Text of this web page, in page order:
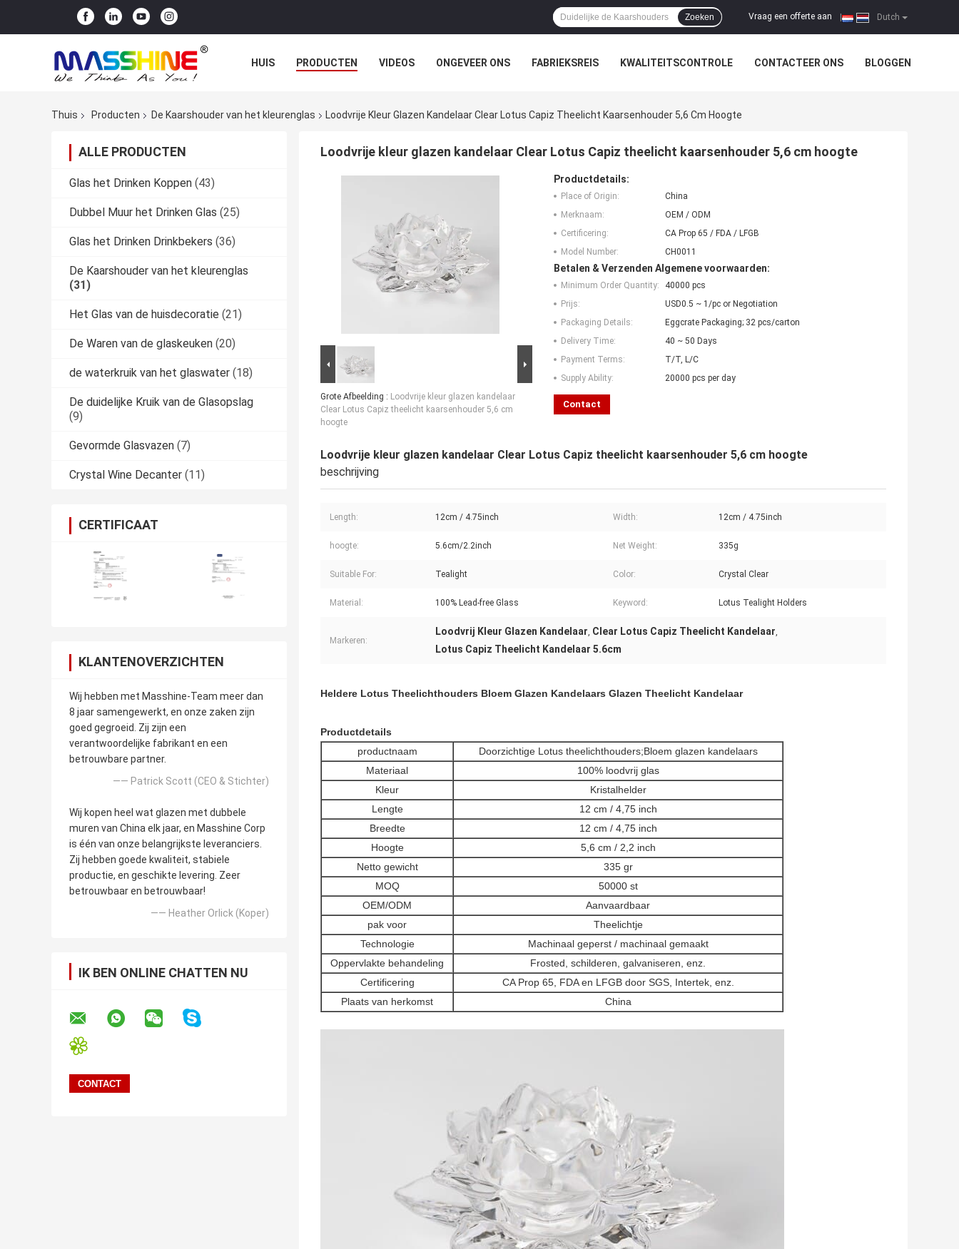
Dutch
Vraag een offerte aan
Zoeken
HUIS PRODUCTEN VIDEOS ONGEVEER ONS FABRIEKSREIS KWALITEITSCONTROLE CONTACTEER ONS BLOGGEN
Thuis Producten De Kaarshouder van het kleurenglas Loodvrije Kleur Glazen Kandelaar Clear Lotus Capiz Theelicht Kaarsenhouder 5,6 Cm Hoogte
ALLE PRODUCTEN
Glas het Drinken Koppen (43)
Dubbel Muur het Drinken Glas (25)
Glas het Drinken Drinkbekers (36)
De Kaarshouder van het kleurenglas
(31)
Het Glas van de huisdecoratie (21)
De Waren van de glaskeuken (20)
de waterkruik van het glaswater (18)
De duidelijke Kruik van de Glasopslag
(9)
Gevormde Glasvazen (7)
Crystal Wine Decanter (11)
CERTIFICAAT
KLANTENOVERZICHTEN
Wij hebben met Masshine-Team meer dan
8 jaar samengewerkt, en onze zaken zijn
goed gegroeid. Zij zijn een
verantwoordelijke fabrikant en een
betrouwbare partner.
—— Patrick Scott (CEO & Stichter)
Wij kopen heel wat glazen met dubbele
muren van China elk jaar, en Masshine Corp
is één van onze belangrijkste leveranciers.
Zij hebben goede kwaliteit, stabiele
productie, en geschikte levering. Zeer
betrouwbaar en betrouwbaar!
—— Heather Orlick (Koper)
IK BEN ONLINE CHATTEN NU
Loodvrije kleur glazen kandelaar Clear Lotus Capiz theelicht kaarsenhouder 5,6 cm hoogte
Grote Afbeelding : Loodvrije kleur glazen kandelaar
Clear Lotus Capiz theelicht kaarsenhouder 5,6 cm
hoogte
Productdetails:
Place of Origin:
China
Merknaam:
OEM / ODM
Certificering:
CA Prop 65 / FDA / LFGB
Model Number:
CH0011
Betalen & Verzenden Algemene voorwaarden:
Minimum Order Quantity:
40000 pcs
Prijs:
USD0.5 ~ 1/pc or Negotiation
Packaging Details:
Eggcrate Packaging; 32 pcs/carton
Delivery Time:
40 ~ 50 Days
Payment Terms:
T/T, L/C
Supply Ability:
20000 pcs per day
Contact
Loodvrije kleur glazen kandelaar Clear Lotus Capiz theelicht kaarsenhouder 5,6 cm hoogte
beschrijving
Length: 12cm / 4.75inch Width: 12cm / 4.75inch
hoogte: 5.6cm/2.2inch Net Weight: 335g
Suitable For: Tealight Color: Crystal Clear
Material: 100% Lead-free Glass Keyword: Lotus Tealight Holders
Markeren:
Loodvrij Kleur Glazen Kandelaar, Clear Lotus Capiz Theelicht Kandelaar,
Lotus Capiz Theelicht Kandelaar 5.6cm
Heldere Lotus Theelichthouders Bloem Glazen Kandelaars Glazen Theelicht Kandelaar
Productdetails
productnaam
Doorzichtige Lotus theelichthouders;Bloem glazen kandelaars
Materiaal
100% loodvrij glas
Kleur
Kristalhelder
Lengte
12 cm / 4,75 inch
Breedte
12 cm / 4,75 inch
Hoogte
5,6 cm / 2,2 inch
Netto gewicht
335 gr
MOQ
50000 st
OEM/ODM
Aanvaardbaar
pak voor
Theelichtje
Technologie
Machinaal geperst / machinaal gemaakt
Oppervlakte behandeling
Frosted, schilderen, galvaniseren, enz.
Certificering
CA Prop 65, FDA en LFGB door SGS, Intertek, enz.
Plaats van herkomst
China